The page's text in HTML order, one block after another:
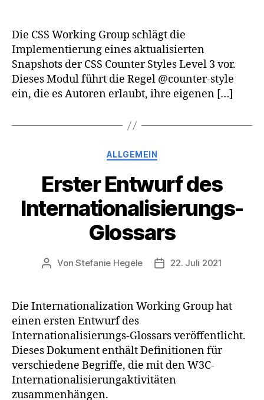
Die CSS Working Group schlägt die
Implementierung eines aktualisierten
Snapshots der CSS Counter Styles Level 3 vor.
Dieses Modul führt die Regel @counter-style
ein, die es Autoren erlaubt, ihre eigenen […]
Kategorien
ALLGEMEIN
Erster Entwurf des
Internationalisierungs-
Glossars
Beitragsautor
VonStefanie Hegele Veröffentlichungsdatum
22. Juli 2021
Die Internationalization Working Group hat
einen ersten Entwurf des
Internationalisierungs-Glossars veröffentlicht.
Dieses Dokument enthält Definitionen für
verschiedene Begriffe, die mit den W3C-
Internationalisierungaktivitäten
zusammenhängen.